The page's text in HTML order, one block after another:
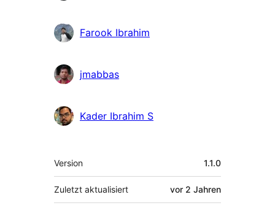
Farook Ibrahim
jmabbas
Kader Ibrahim S
Meta
Version 1.1.0
Zuletzt aktualisiert vor 2 Jahren